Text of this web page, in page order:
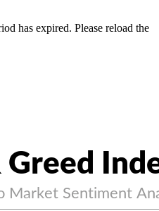
has expired. Please reload the